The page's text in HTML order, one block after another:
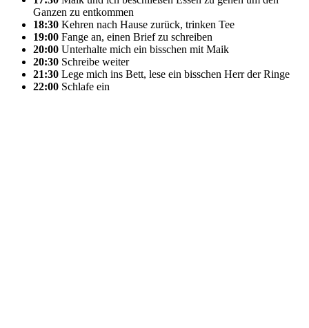
Ganzen zu entkommen
18:30 Kehren nach Hause zurück, trinken Tee
19:00 Fange an, einen Brief zu schreiben
20:00 Unterhalte mich ein bisschen mit Maik
20:30 Schreibe weiter
21:30 Lege mich ins Bett, lese ein bisschen Herr der Ringe
22:00 Schlafe ein